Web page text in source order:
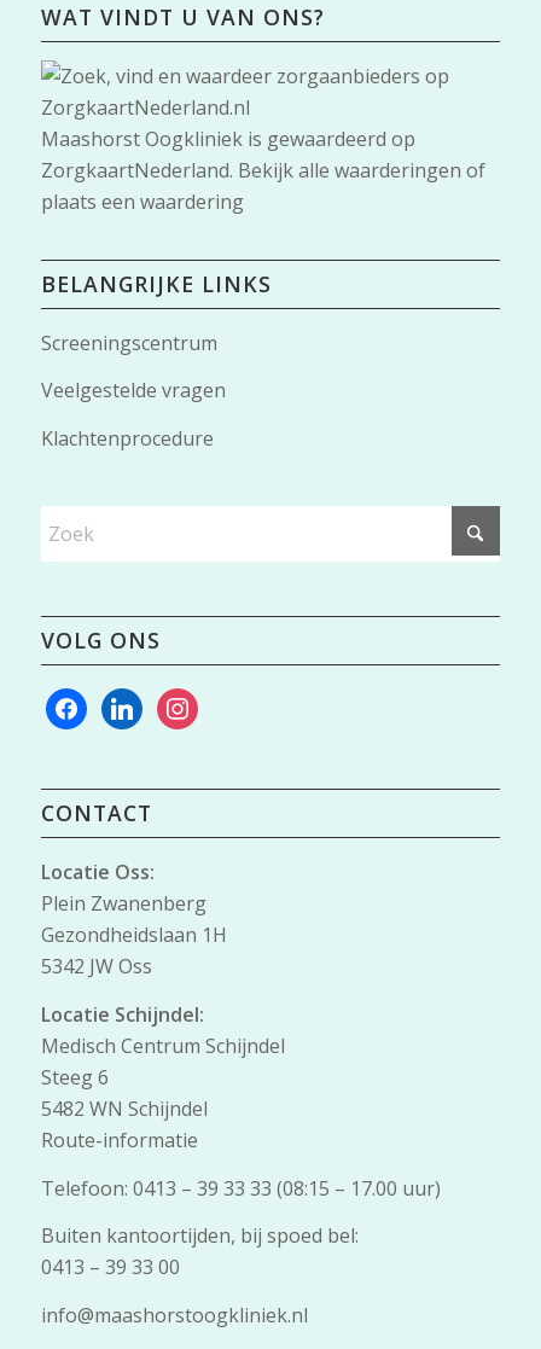
WAT VINDT U VAN ONS?
Maashorst Oogkliniekis gewaardeerd op
ZorgkaartNederland. Bekijk alle waarderingen of
plaats een waardering
BELANGRIJKE LINKS
Screeningscentrum
Veelgestelde vragen
Klachtenprocedure
VOLG ONS
facebooklinkedininstagram
CONTACT
Locatie Oss:
Plein Zwanenberg
Gezondheidslaan 1H
5342 JW Oss
Locatie Schijndel:
Medisch Centrum Schijndel
Steeg 6
5482 WN Schijndel
Route-informatie
Telefoon: 0413 – 39 33 33 (08:15 – 17.00 uur)
Buiten kantoortijden, bij spoed bel:
0413 – 39 33 00
info@maashorstoogkliniek.nl